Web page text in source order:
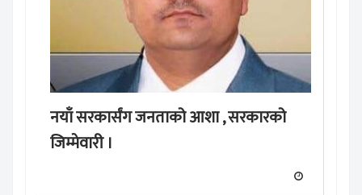
नयाँ सरकार्संग जनताको आशा , सरकारको
जिम्मेवारी ।